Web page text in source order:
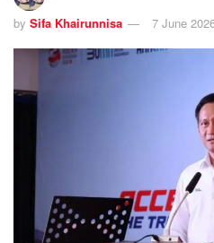
by Sifa Khairunnisa 7 June